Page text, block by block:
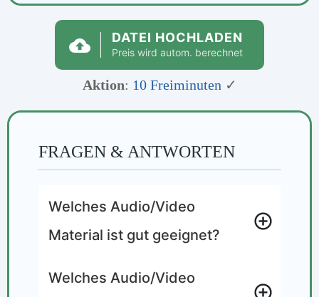
DATEI HOCHLADEN
Preis wird autom. berechnet
Aktion: 10 Freiminuten✓
FRAGEN & ANTWORTEN
Welches Audio/Video
Material ist gut geeignet?
Welches Audio/Video